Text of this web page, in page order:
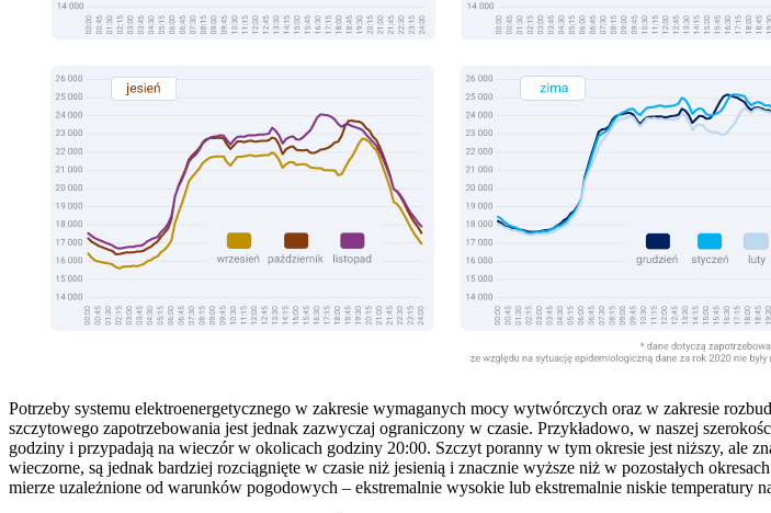
Potrzeby systemu elektroenergetycznego w zakresie wymaganych mocy wytwórczych oraz w zakresie
szczytowego zapotrzebowania jest jednak zazwyczaj ograniczony w czasie. Przykładowo, w naszej
godziny i przypadają na wieczór w okolicach godziny 20:00. Szczyt poranny w tym okresie jest niższy, ale
wieczorne, są jednak bardziej rozciągnięte w czasie niż jesienią i znacznie wyższe niż w pozostałych
mierze uzależnione od warunków pogodowych – ekstremalnie wysokie lub ekstremalnie niskie temperatury